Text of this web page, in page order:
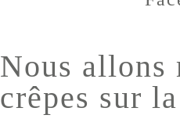
Nous allons
crêpes sur